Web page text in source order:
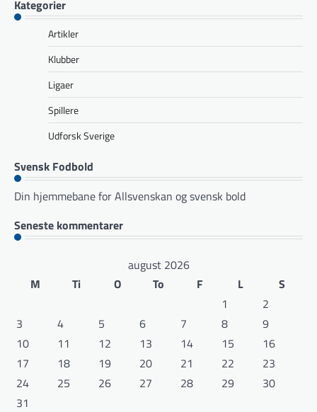
Kategorier
Artikler
Klubber
Ligaer
Spillere
Udforsk Sverige
Svensk Fodbold
Din hjemmebane for Allsvenskan og svensk bold
Seneste kommentarer
august 2026
M
Ti O To F L
S
1
2
3
4 5 6 7 8
9
10
11 12 13 14 15
16
17
18 19 20 21 22
23
24
25 26 27 28 29
30
31